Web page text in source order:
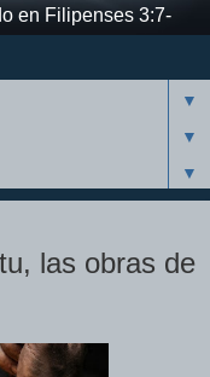
en Filipenses 3:7-
▼
▼
▼
las obras de